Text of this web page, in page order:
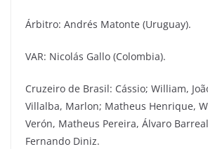
Árbitro: Andrés Matonte (Uruguay).
VAR: Nicolás Gallo (Colombia).
Cruzeiro de Brasil: Cássio; William,
Villalba, Marlon; Matheus Henrique,
Verón, Matheus Pereira, Álvaro
Fernando Diniz.